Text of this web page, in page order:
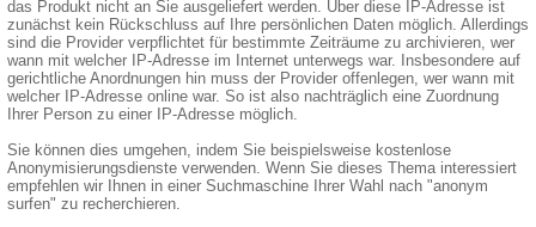
das Produkt nicht an Sie ausgeliefert werden. Über diese IP-Adresse ist
zunächst kein Rückschluss auf Ihre persönlichen Daten möglich. Allerdings
sind die Provider verpflichtet für bestimmte Zeiträume zu archivieren, wer
wann mit welcher IP-Adresse im Internet unterwegs war. Insbesondere auf
gerichtliche Anordnungen hin muss der Provider offenlegen, wer wann mit
welcher IP-Adresse online war. So ist also nachträglich eine Zuordnung
Ihrer Person zu einer IP-Adresse möglich.
Sie können dies umgehen, indem Sie beispielsweise kostenlose
Anonymisierungsdienste verwenden. Wenn Sie dieses Thema interessiert
empfehlen wir Ihnen in einer Suchmaschine Ihrer Wahl nach "anonym
surfen" zu recherchieren.